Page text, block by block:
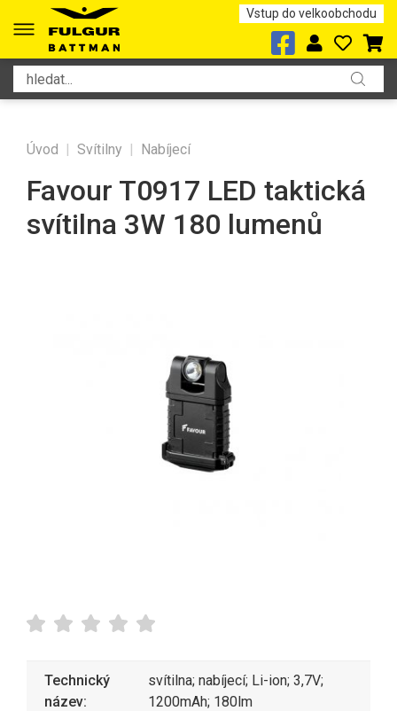
Vstup do velkoobchodu
Úvod | Svítilny | Nabíjecí
Favour T0917 LED taktická
svítilna 3W 180 lumenů
Technický
název:
svítilna; nabíjecí; Li-ion; 3,7V;
1200mAh; 180lm